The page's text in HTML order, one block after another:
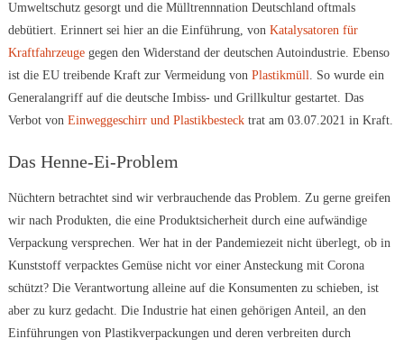
Umweltschutz gesorgt und die Mülltrennnation Deutschland oftmals
debütiert. Erinnert sei hier an die Einführung, von Katalysatoren für
Kraftfahrzeugegegen den Widerstand der deutschen Autoindustrie. Ebenso
ist die EU treibende Kraft zur Vermeidung von Plastikmüll. So wurde ein
Generalangriff auf die deutsche Imbiss- und Grillkultur gestartet. Das
Verbot von Einweggeschirr und Plastikbestecktrat am 03.07.2021 in Kraft.
Das Henne-Ei-Problem
Nüchtern betrachtet sind wir verbrauchende das Problem. Zu gerne greifen
wir nach Produkten, die eine Produktsicherheit durch eine aufwändige
Verpackung versprechen. Wer hat in der Pandemiezeit nicht überlegt, ob in
Kunststoff verpacktes Gemüse nicht vor einer Ansteckung mit Corona
schützt? Die Verantwortung alleine auf die Konsumenten zu schieben, ist
aber zu kurz gedacht. Die Industrie hat einen gehörigen Anteil, an den
Einführungen von Plastikverpackungen und deren verbreiten durch